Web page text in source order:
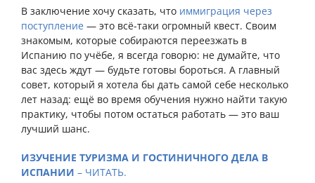
В заключение хочу сказать, что иммиграция через
поступление — это всё-таки огромный квест. Своим
знакомым, которые собираются переезжать в
Испанию по учёбе, я всегда говорю: не думайте, что
вас здесь ждут — будьте готовы бороться. А главный
совет, который я хотела бы дать самой себе несколько
лет назад: ещё во время обучения нужно найти такую
практику, чтобы потом остаться работать — это ваш
лучший шанс.
ИЗУЧЕНИЕ ТУРИЗМА И ГОСТИНИЧНОГО ДЕЛА В
ИСПАНИИ – ЧИТАТЬ.